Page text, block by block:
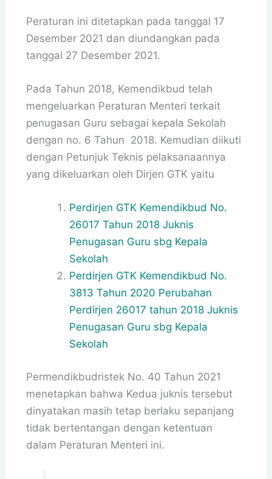
Peraturan ini ditetapkan pada tanggal 17
Desember 2021 dan diundangkan pada
tanggal 27 Desember 2021.
Pada Tahun 2018, Kemendikbud telah
mengeluarkan Peraturan Menteri terkait
penugasan Guru sebagai kepala Sekolah
dengan no. 6 Tahun 2018. Kemudian diikuti
dengan Petunjuk Teknis pelaksanaannya
yang dikeluarkan oleh Dirjen GTK yaitu
Perdirjen GTK Kemendikbud No.
26017 Tahun 2018 Juknis
Penugasan Guru sbg Kepala
Sekolah
Perdirjen GTK Kemendikbud No.
3813 Tahun 2020 Perubahan
Perdirjen 26017 tahun 2018 Juknis
Penugasan Guru sbg Kepala
Sekolah
Permendikbudristek No. 40 Tahun 2021
menetapkan bahwa Kedua juknis tersebut
dinyatakan masih tetap berlaku sepanjang
tidak bertentangan dengan ketentuan
dalam Peraturan Menteri ini.